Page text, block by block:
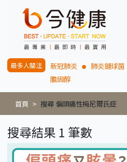
最多人關注 新冠肺炎 肺炎鏈球菌
膽固醇
首頁 搜尋 偏頭痛性梅尼爾氏症
搜尋結果 1 筆數